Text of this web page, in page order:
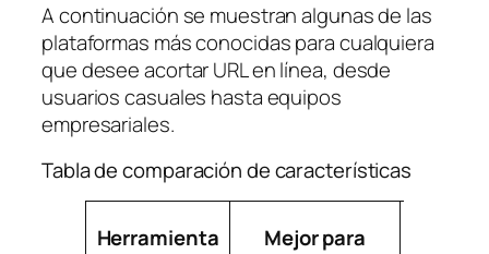
A continuación se muestran algunas de las
plataformas más conocidas para cualquiera
que desee acortar URL en línea, desde
usuarios casuales hasta equipos
empresariales.
Tabla de comparación de características
Herramienta Mejor para